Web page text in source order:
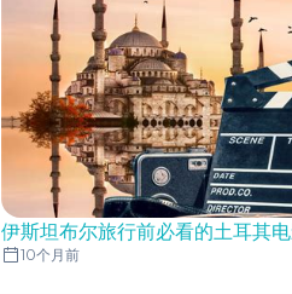
伊斯坦布尔旅行前必看的土耳其
10个月前